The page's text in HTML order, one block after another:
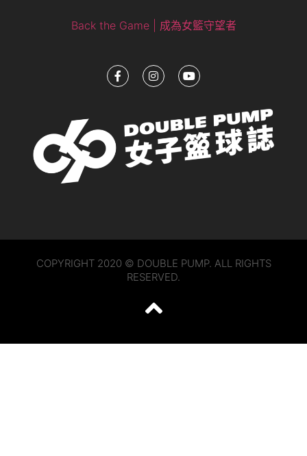
Back the Game | 成為女籃守望者
COPYRIGHT 2020 © DOUBLE PUMP. ALL RIGHTS
RESERVED.